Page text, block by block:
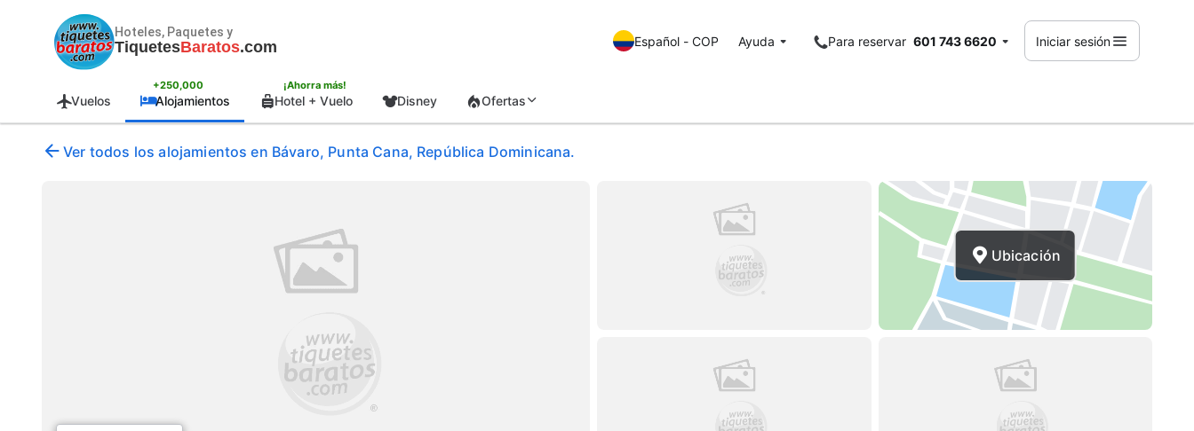
Hoteles, Paquetes y
TiquetesBaratos.com Español - COP Ayuda Para reservar 601 743 6620 Iniciar sesión
Vuelos
+250,000
Alojamientos
¡Ahorra más!
Hotel + Vuelo Disney Ofertas
Ver todos los alojamientos en Bávaro, Punta Cana, República Dominicana.
Ubicación